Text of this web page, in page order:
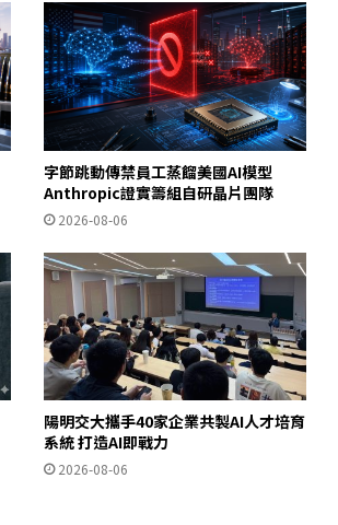
字節跳動傳禁員工蒸餾美國AI模型
Anthropic證實籌組自研晶片團隊
2026-08-06
陽明交大攜手40家企業共製AI人才培育
系統 打造AI即戰力
2026-08-06